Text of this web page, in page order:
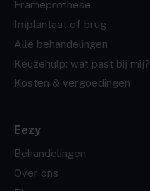
Frameprothese
Implantaat of brug
Alle behandelingen
Keuzehulp: wat past bij mij?
Kosten & vergoedingen
Eezy
Behandelingen
Over ons